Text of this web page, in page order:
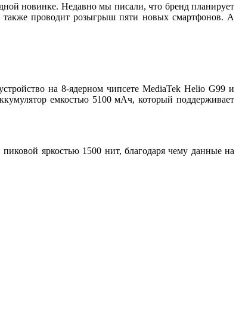
новинке. Недавно мы писали, что бренд планирует
проводит розыгрыш пяти новых смартфонов. А
на 8-ядерном чипсете MediaTek Helio G99 и
емкостью 5100 мАч, который поддерживает
яркостью 1500 нит, благодаря чему данные на